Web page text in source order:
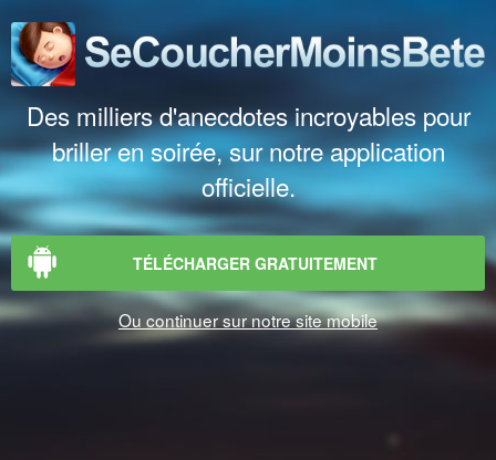
Des milliers d'anecdotes incroyables pour
briller en soirée, sur notre application
officielle.
TÉLÉCHARGER GRATUITEMENT
Ou continuer sur notre site mobile